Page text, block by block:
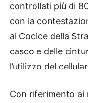
controllati più di
con la
al Codice della
casco e delle
l’utilizzo del
Con riferimento ai